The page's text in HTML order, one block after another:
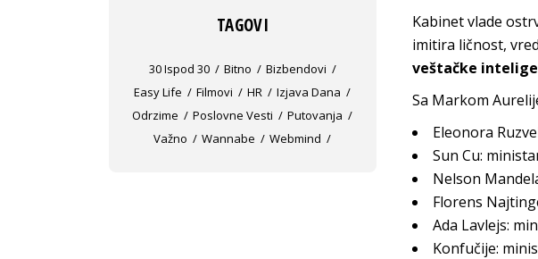
Kabinet vlade
imitira ličnost,
veštačke
Sa Markom
Eleonora
Sun Cu:
Nelson
Florens
Ada Lavlejs:
Konfučije:
TAGOVI
30 Ispod 30 Bitno
Bizbendovi
Easy Life
Filmovi HR
Izjava Dana
Odrzime
Poslovne Vesti
Putovanja
Važno
Wannabe Webmind